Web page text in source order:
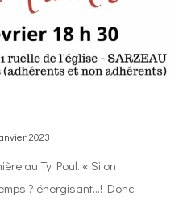
2023
au Ty Poul. « Si on
? énergisant…! Donc